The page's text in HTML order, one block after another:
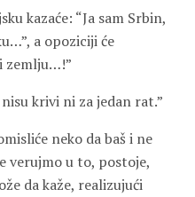
kazaće: “Ja sam Srbin,
a opoziciji će
zemlju…!”
krivi ni za jedan rat.”
neko da baš i ne
verujmo u to, postoje,
da kaže, realizujući